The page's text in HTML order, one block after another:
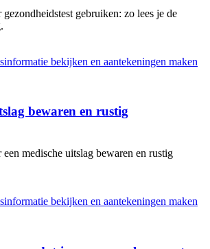
gebruiken: zo lees je de
bewaren en rustig
medische uitslag bewaren en rustig